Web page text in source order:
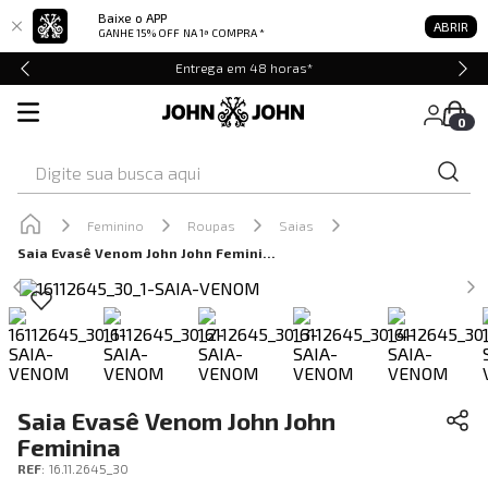
Baixe o APP
GANHE 15% OFF NA 1ª COMPRA * ABRIR
Entrega em 48 horas*
0
Feminino Roupas
Saias
Saia Evasê Venom John John Feminina
Saia Evasê Venom John John
Feminina
REF: 16.11.2645_30